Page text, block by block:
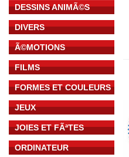
DESSINS ANIMÃ©S
DIVERS
Ã©MOTIONS
FILMS
FORMES ET COULEURS
JEUX
JOIES ET FÃªTES
ORDINATEUR